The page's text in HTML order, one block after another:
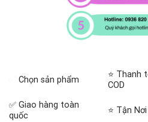
Chọn sản phẩm
⭐ Thanh
COD
✅ Giao hàng toàn
quốc
⭐ Tận Nơi